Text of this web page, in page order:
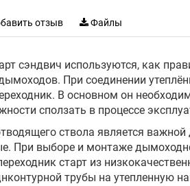
отзыв Файлы
сэндвич используются, как
При соединении
В основном он
сползать в процессе
ствола является
При выборе и монтаже
старт из
трубы на утепленную